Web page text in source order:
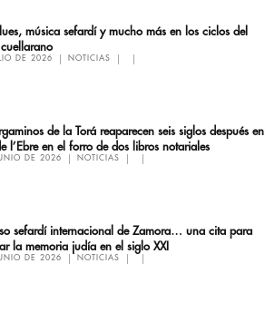
música sefardí y mucho más en los ciclos del
DE 2026 NOTICIAS
de la Torá reaparecen seis siglos después en
l’Ebre en el forro de dos libros notariales
DE 2026 NOTICIAS
sefardí internacional de Zamora… una cita para
la memoria judía en el siglo XXI
DE 2026 NOTICIAS